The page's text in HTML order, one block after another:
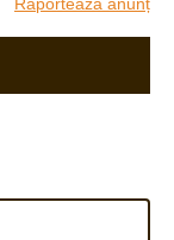
Raporteaza anunț